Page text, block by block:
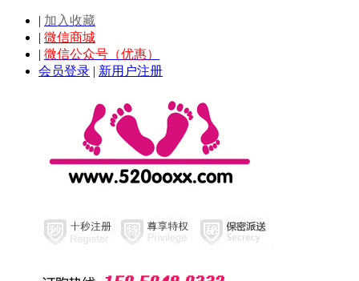
| 加入收藏
| 微信商城
| 微信公众号（优惠）
会员登录 | 新用户注册